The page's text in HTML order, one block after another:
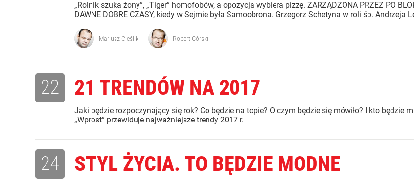
„Rolnik szuka żony”, „Tiger” homofobów, a opozycja wybiera pizzę. ZARZĄDZONA PRZEZ PO
DAWNE DOBRE CZASY, kiedy w Sejmie była Samoobrona. Grzegorz Schetyna w roli śp. Andrzeja
Mariusz Cieślik Robert Górski
21 TRENDÓW NA 2017
Jaki będzie rozpoczynający się rok? Co będzie na topie? O czym będzie się mówiło? I kto będzie
„Wprost” przewiduje najważniejsze trendy 2017 r.
22
STYL ŻYCIA. TO BĘDZIE MODNE
24